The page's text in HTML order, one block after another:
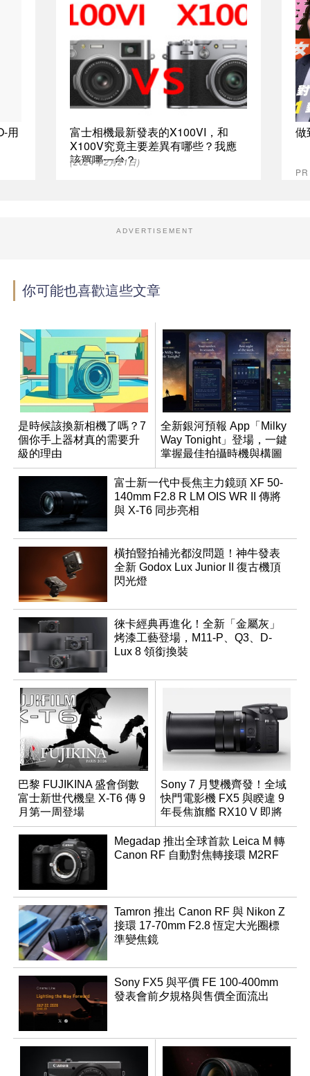
用
富士相機最新發表的X100VI，和
X100V究竟主要差異有哪些？我應
該買哪一台？
(2024年2月21日)
做
ADVERTISEMENT
你可能也喜歡這些文章
是時候該換新相機了嗎？7
個你手上器材真的需要升
級的理由
全新銀河預報 App「Milky
Way Tonight」登場，一鍵
掌握最佳拍攝時機與構圖
富士新一代中長焦主力鏡頭 XF 50-
140mm F2.8 R LM OIS WR II 傳將
與 X-T6 同步亮相
橫拍豎拍補光都沒問題！神牛發表
全新 Godox Lux Junior II 復古機頂
閃光燈
徠卡經典再進化！全新「金屬灰」
烤漆工藝登場，M11-P、Q3、D-
Lux 8 領銜換裝
巴黎 FUJIKINA 盛會倒數
富士新世代機皇 X-T6 傳 9
月第一周登場
Sony 7 月雙機齊發！全域
快門電影機 FX5 與睽違 9
年長焦旗艦 RX10 V 即將
登場
Megadap 推出全球首款 Leica M 轉
Canon RF 自動對焦轉接環 M2RF
Tamron 推出 Canon RF 與 Nikon Z
接環 17-70mm F2.8 恆定大光圈標
準變焦鏡
Sony FX5 與平價 FE 100-400mm
發表會前夕規格與售價全面流出